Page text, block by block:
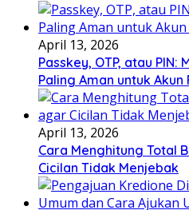
April 13, 2026
Passkey, OTP, atau
Paling Aman untuk Akun
April 13, 2026
Cara Menghitung Total
Cicilan Tidak Menjebak